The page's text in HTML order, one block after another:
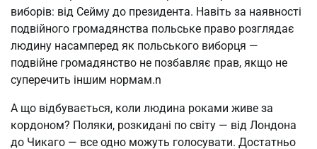
виборів: від Сейму до президента. Навіть за наявності
подвійного громадянства польське право розглядає
людину насамперед як польського виборця —
подвійне громадянство не позбавляє прав, якщо не
суперечить іншим нормам.n
А що відбувається, коли людина роками живе за
кордоном? Поляки, розкидані по світу — від Лондона
до Чикаго — все одно можуть голосувати. Достатньо